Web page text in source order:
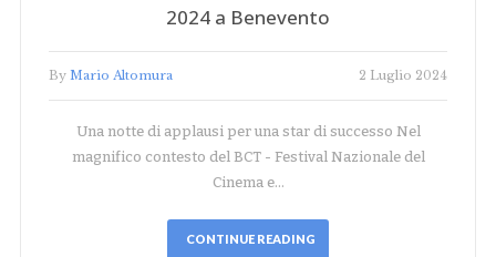
2024 a Benevento
By Mario Altomura 2 Luglio 2024
Una notte di applausi per una star di successo Nel
magnifico contesto del BCT - Festival Nazionale del
Cinema e…
CONTINUE READING